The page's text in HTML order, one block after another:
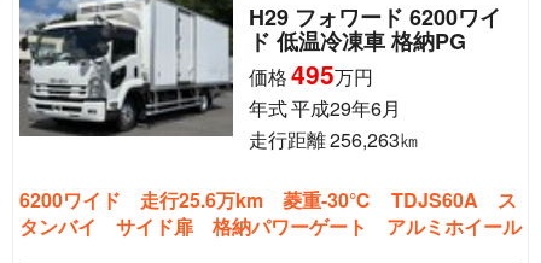
H29 フォワード 6200ワイ
ド 低温冷凍車 格納PG
価格495万円
年式平成29年6月
走行距離256,263㎞
6200ワイド 走行25.6万km 菱重-30℃ TDJS60A ス
タンバイ サイド扉 格納パワーゲート アルミホイール